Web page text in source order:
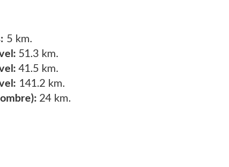
5 km.
51.3 km.
41.5 km.
141.2 km.
24 km.